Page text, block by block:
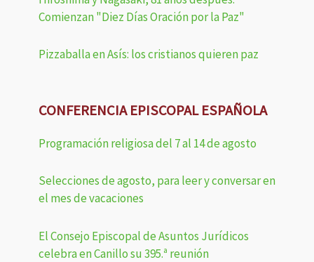
Comienzan "Diez Días Oración por la Paz"
Pizzaballa en Asís: los cristianos quieren paz
CONFERENCIA EPISCOPAL ESPAÑOLA
Programación religiosa del 7 al 14 de agosto
Selecciones de agosto, para leer y conversar en
el mes de vacaciones
El Consejo Episcopal de Asuntos Jurídicos
celebra en Canillo su 395.ª reunión